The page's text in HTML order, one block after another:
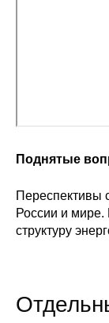
Поднятые
Переспективы
России и мире.
структуру